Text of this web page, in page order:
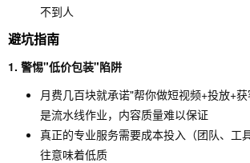
不到人
避坑指南
1. 警惕"低价包装"陷阱
月费几百块就承诺"帮你做短视频+投放+
是流水线作业，内容质量难以保证
真正的专业服务需要成本投入（团队、工
往意味着低质